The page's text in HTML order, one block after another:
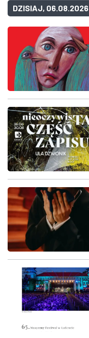
DZISIAJ, 06.08.2026